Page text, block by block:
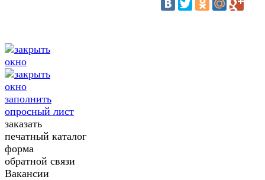
заполнить
опросный лист
заказать
печатный каталог
форма
обратной связи
Вакансии